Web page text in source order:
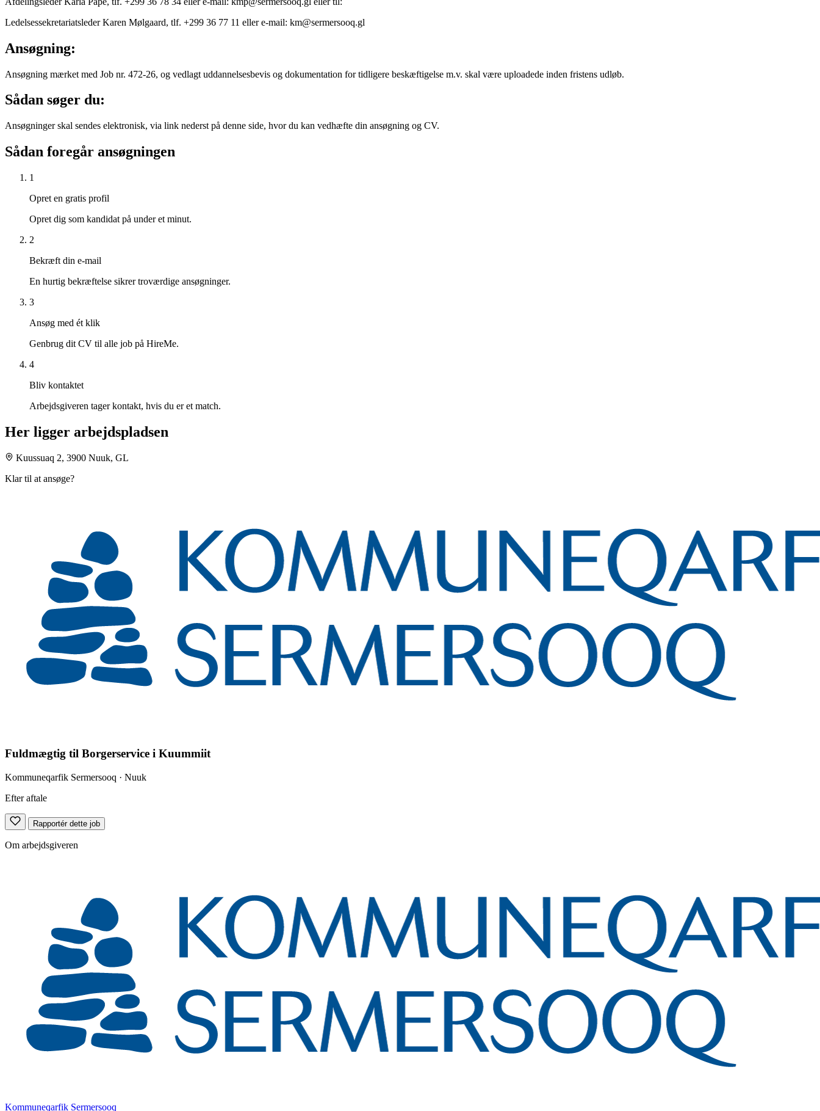
Ledelsessekretariatsleder Karen Mølgaard, tlf. +299 36 77 11 eller e-mail: km@sermersooq.gl
Ansøgning:
Ansøgning mærket med Job nr. 472-26, og vedlagt uddannelsesbevis og dokumentation for tidligere beskæftigelse m.v. skal være uploadede inden fristens udløb.
Sådan søger du:
Ansøgninger skal sendes elektronisk, via link nederst på denne side, hvor du kan vedhæfte din ansøgning og CV.
Sådan foregår ansøgningen
1
Opret en gratis profil
Opret dig som kandidat på under et minut.
2
Bekræft din e-mail
En hurtig bekræftelse sikrer troværdige ansøgninger.
3
Ansøg med ét klik
Genbrug dit CV til alle job på HireMe.
4
Bliv kontaktet
Arbejdsgiveren tager kontakt, hvis du er et match.
Her ligger arbejdspladsen
Kuussuaq 2, 3900 Nuuk, GL
Klar til at ansøge?
Fuldmægtig til Borgerservice i Kuummiit
Kommuneqarfik Sermersooq · Nuuk
Efter aftale
Rapportér dette job
Om arbejdsgiveren
Kommuneqarfik Sermersooq